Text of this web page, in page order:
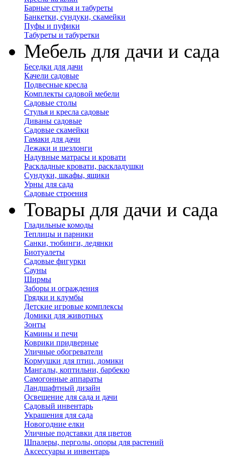
Барные стулья и табуреты
Банкетки, сундуки, скамейки
Пуфы и пуфики
Табуреты и табуретки
Мебель для дачи и сада
Беседки для дачи
Качели садовые
Подвесные кресла
Комплекты садовой мебели
Садовые столы
Стулья и кресла садовые
Диваны садовые
Садовые скамейки
Гамаки для дачи
Лежаки и шезлонги
Надувные матрасы и кровати
Раскладные кровати, раскладушки
Сундуки, шкафы, ящики
Урны для сада
Садовые строения
Товары для дачи и сада
Гладильные комоды
Теплицы и парники
Санки, тюбинги, ледянки
Биотуалеты
Садовые фигурки
Сауны
Ширмы
Заборы и ограждения
Грядки и клумбы
Детские игровые комплексы
Домики для животных
Зонты
Камины и печи
Коврики придверные
Уличные обогреватели
Кормушки для птиц, домики
Мангалы, коптильни, барбекю
Самогонные аппараты
Ландшафтный дизайн
Освещение для сада и дачи
Садовый инвентарь
Украшения для сада
Новогодние елки
Уличные подставки для цветов
Шпалеры, перголы, опоры для растений
Аксессуары и инвентарь